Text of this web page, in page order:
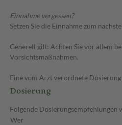
Einnahme vergessen?
Setzen Sie die Einnahme zum
Generell gilt: Achten Sie vor allem
Vorsichtsmaßnahmen.
Eine vom Arzt verordnete
Dosierung
Folgende Dosierungsempfehlungen
Wer